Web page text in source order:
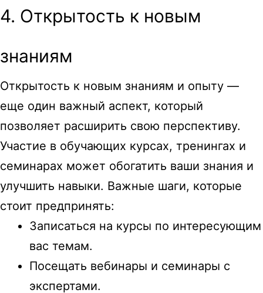
4. Открытость к новым
знаниям
Открытость к новым знаниям и опыту —
еще один важный аспект, который
позволяет расширить свою перспективу.
Участие в обучающих курсах, тренингах и
семинарах может обогатить ваши знания и
улучшить навыки. Важные шаги, которые
стоит предпринять:
Записаться на курсы по интересующим
вас темам.
Посещать вебинары и семинары с
экспертами.